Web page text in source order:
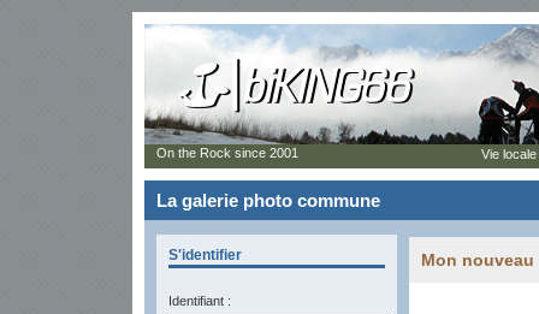
La galerie photo commune
S'identifier
Identifiant :
Mon nouveau
On the Rock since 2001 Vie